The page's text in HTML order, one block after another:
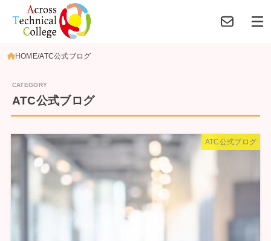
HOME ATC公式ブログ
ATC公式ブログ
ATC公式ブログ